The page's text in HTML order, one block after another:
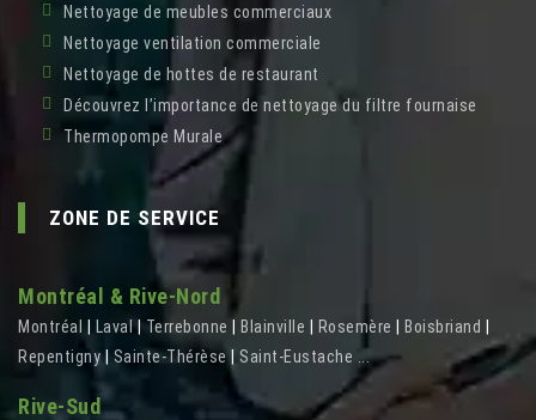
Nettoyage de meubles commerciaux
Nettoyage ventilation commerciale
Nettoyage de hottes de restaurant
Découvrez l’importance de nettoyage du filtre fournaise
Thermopompe Murale
ZONE DE SERVICE
Montréal & Rive-Nord
Montréal Laval|Terrebonne Blainville Rosemère Boisbriand
Repentigny| Sainte-Thérèse Saint-Eustache ...
Rive-Sud